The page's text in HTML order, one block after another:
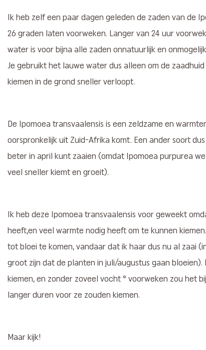
Ik heb zelf een paar dagen geleden de zaden van de
26 graden laten voorweken. Langer van 24 uur
water is voor bijna alle zaden onnatuurlijk en
Je gebruikt het lauwe water dus alleen om de
kiemen in de grond sneller verloopt.
De Ipomoea transvaalensis is een zeldzame en
oorspronkelijk uit Zuid-Afrika komt. Een ander soort
beter in april kunt zaaien (omdat Ipomoea purpurea
veel sneller kiemt en groeit).
Ik heb deze Ipomoea transvaalensis voor geweekt
heeft,en veel warmte nodig heeft om te kunnen
tot bloei te komen, vandaar dat ik haar dus nu al zaai
groot zijn dat de planten in juli/augustus gaan bloeien).
kiemen, en zonder zoveel vocht ° voorweken zou het
langer duren voor ze zouden kiemen.
Maar kijk!